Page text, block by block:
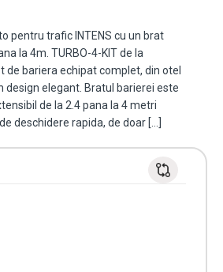
pentru trafic INTENS cu un brat
la 4m. TURBO-4-KIT de la
de bariera echipat complet, din otel
design elegant. Bratul barierei este
de la 2.4 pana la 4 metri
deschidere rapida, de doar […]